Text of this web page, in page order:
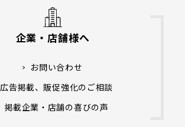
企業・店舗様へ
お問い合わせ
広告掲載、販促強化のご相談
掲載企業・店舗の喜びの声